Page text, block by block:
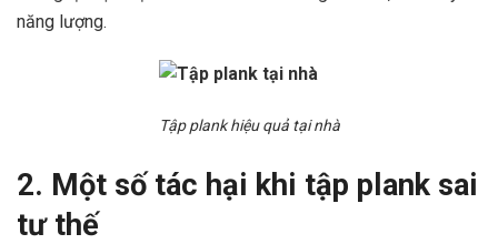
năng lượng.
Tập plank hiệu quả tại nhà
2. Một số tác hại khi tập plank sai
tư thế